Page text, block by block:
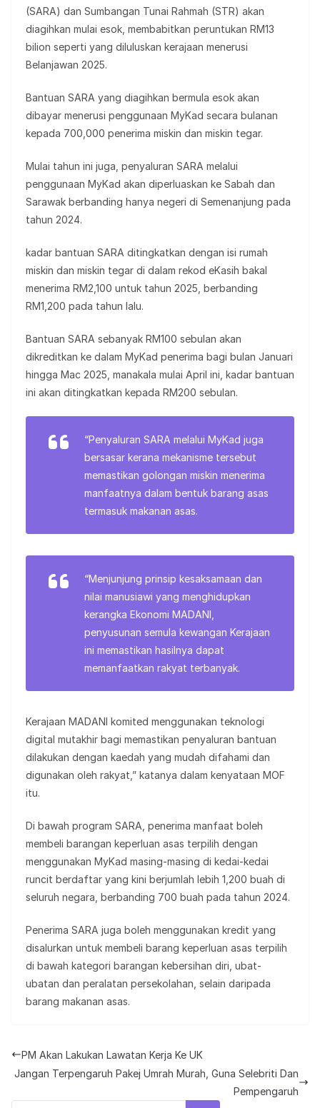
(SARA) dan Sumbangan Tunai Rahmah (STR) akan
diagihkan mulai esok, membabitkan peruntukan RM13
bilion seperti yang diluluskan kerajaan menerusi
Belanjawan 2025.
Bantuan SARA yang diagihkan bermula esok akan
dibayar menerusi penggunaan MyKad secara bulanan
kepada 700,000 penerima miskin dan miskin tegar.
Mulai tahun ini juga, penyaluran SARA melalui
penggunaan MyKad akan diperluaskan ke Sabah dan
Sarawak berbanding hanya negeri di Semenanjung pada
tahun 2024.
kadar bantuan SARA ditingkatkan dengan isi rumah
miskin dan miskin tegar di dalam rekod eKasih bakal
menerima RM2,100 untuk tahun 2025, berbanding
RM1,200 pada tahun lalu.
Bantuan SARA sebanyak RM100 sebulan akan
dikreditkan ke dalam MyKad penerima bagi bulan Januari
hingga Mac 2025, manakala mulai April ini, kadar bantuan
ini akan ditingkatkan kepada RM200 sebulan.
“Penyaluran SARA melalui MyKad juga
bersasar kerana mekanisme tersebut
memastikan golongan miskin menerima
manfaatnya dalam bentuk barang asas
termasuk makanan asas.
“Menjunjung prinsip kesaksamaan dan
nilai manusiawi yang menghidupkan
kerangka Ekonomi MADANI,
penyusunan semula kewangan Kerajaan
ini memastikan hasilnya dapat
memanfaatkan rakyat terbanyak.
Kerajaan MADANI komited menggunakan teknologi
digital mutakhir bagi memastikan penyaluran bantuan
dilakukan dengan kaedah yang mudah difahami dan
digunakan oleh rakyat,” katanya dalam kenyataan MOF
itu.
Di bawah program SARA, penerima manfaat boleh
membeli barangan keperluan asas terpilih dengan
menggunakan MyKad masing-masing di kedai-kedai
runcit berdaftar yang kini berjumlah lebih 1,200 buah di
seluruh negara, berbanding 700 buah pada tahun 2024.
Penerima SARA juga boleh menggunakan kredit yang
disalurkan untuk membeli barang keperluan asas terpilih
di bawah kategori barangan kebersihan diri, ubat-
ubatan dan peralatan persekolahan, selain daripada
barang makanan asas.
PM Akan Lakukan Lawatan Kerja Ke UK
Jangan Terpengaruh Pakej Umrah Murah, Guna Selebriti Dan
Pempengaruh